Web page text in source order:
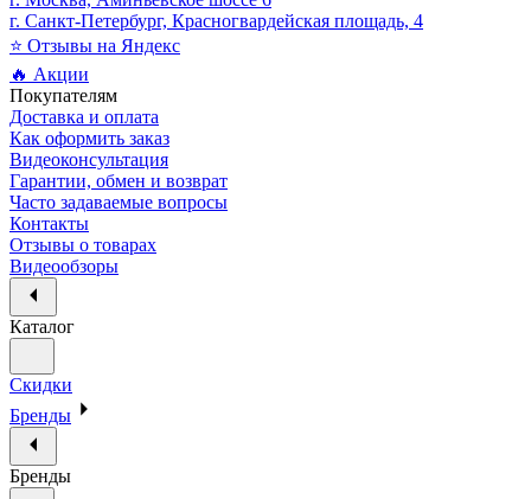
г. Санкт-Петербург, Красногвардейская площадь, 4
⭐ Отзывы на Яндекс
🔥 Акции
Покупателям
Доставка и оплата
Как оформить заказ
Видеоконсультация
Гарантии, обмен и возврат
Часто задаваемые вопросы
Контакты
Отзывы о товарах
Видеообзоры
Каталог
Скидки
Бренды
Бренды